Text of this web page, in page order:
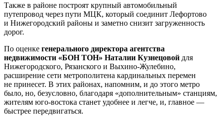
Также в районе построят крупный автомобильный
путепровод через пути МЦК, который соединит Лефортово
и Нижегородский районы и заметно снизит загруженность
дорог.
По оценке генерального директора агентства
недвижимости «БОН ТОН» Наталии Кузнецовой для
Нижегородского, Рязанского и Выхино-Жулебино,
расширение сети метрополитена кардинальных перемен
не принесет. В этих районах, напомним, и до этого метро
было, но, безусловно, благодаря «дополнительным» станциям,
жителям юго-востока станет удобнее и легче, и, главное —
быстрее передвигаться.